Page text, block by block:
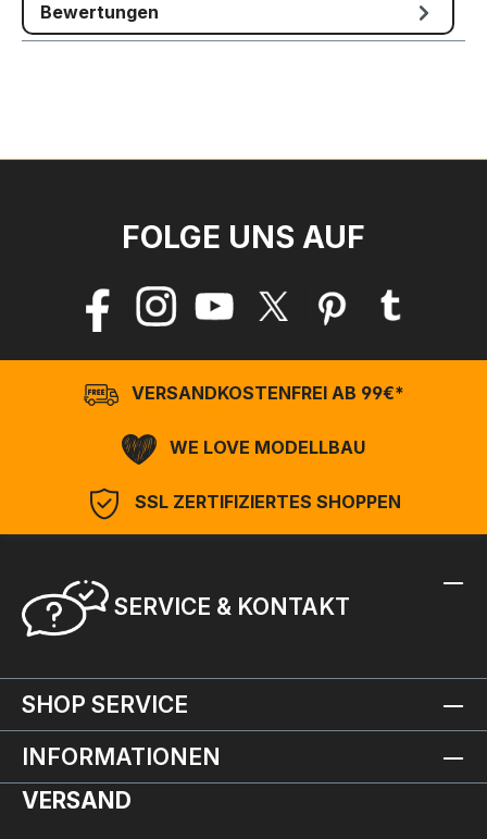
Bewertungen
FOLGE UNS AUF
VERSANDKOSTENFREI AB 99€*
WE LOVE MODELLBAU
SSL ZERTIFIZIERTES SHOPPEN
SERVICE & KONTAKT
SHOP SERVICE
INFORMATIONEN
VERSAND